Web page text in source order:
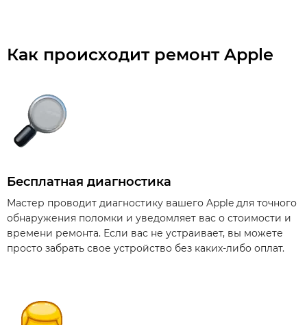
Как происходит ремонт Apple
Бесплатная диагностика
Мастер проводит диагностику вашего Apple для точного
обнаружения поломки и уведомляет вас о стоимости и
времени ремонта. Если вас не устраивает, вы можете
просто забрать свое устройство без каких-либо оплат.